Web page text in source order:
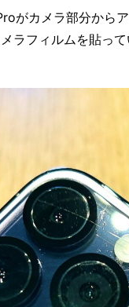
がカメラ部分から
ラフィルムを貼っ